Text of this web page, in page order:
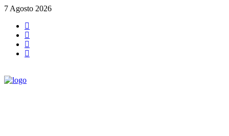
7 Agosto 2026